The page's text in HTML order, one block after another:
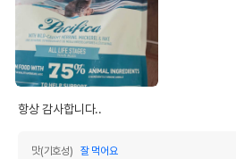
항상 감사합니다..
맛(기호성)
잘 먹어요